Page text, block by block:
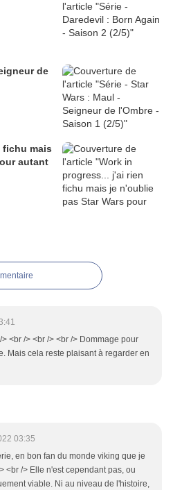
de
fichu mais
autant
<br /> <br /> <br /> Dommage pour
Mais cela reste plaisant à regarder en
03:35
en bon fan du monde viking que je
<br /> Elle n'est cependant pas, ou
viable. Ni au niveau de l'histoire,